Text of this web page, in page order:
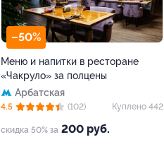
–50%
Меню и напитки в ресторане
«Чакруло» за полцены
Арбатская
скидка 50% за 200 руб.
4.5 (102) Куплено 442